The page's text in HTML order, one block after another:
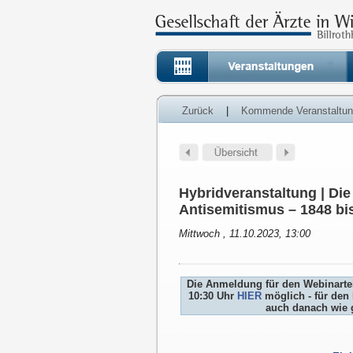
Zurück Kommende
Hybridveranstaltung |
Antisemitismus – 1848
Mittwoch , 11.10.2023, 13:00
Die Anmeldung für den
10:30 Uhr HIERmöglich - für den
auch danach wie